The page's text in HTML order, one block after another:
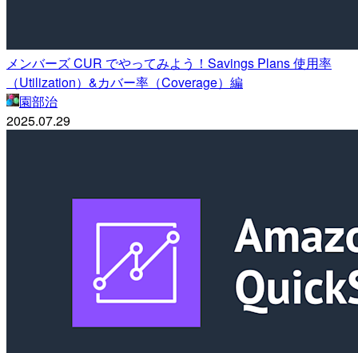
メンバーズ CUR でやってみよう！Savings Plans 使用率
（Utilization）&カバー率（Coverage）編
園部治
2025.07.29